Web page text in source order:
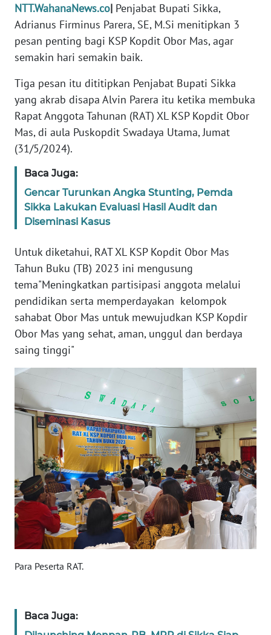
NTT.WahanaNews.co| Penjabat Bupati Sikka,
Adrianus Firminus Parera, SE, M.Si menitipkan 3
pesan penting bagi KSP Kopdit Obor Mas, agar
semakin hari semakin baik.
Tiga pesan itu dititipkan Penjabat Bupati Sikka
yang akrab disapa Alvin Parera itu ketika membuka
Rapat Anggota Tahunan (RAT) XL KSP Kopdit Obor
Mas, di aula Puskopdit Swadaya Utama, Jumat
(31/5/2024).
Baca Juga:
Gencar Turunkan Angka Stunting, Pemda
Sikka Lakukan Evaluasi Hasil Audit dan
Diseminasi Kasus
Untuk diketahui, RAT XL KSP Kopdit Obor Mas
Tahun Buku (TB) 2023 ini mengusung
tema"Meningkatkan partisipasi anggota melalui
pendidikan serta memperdayakan kelompok
sahabat Obor Mas untuk mewujudkan KSP Kopdir
Obor Mas yang sehat, aman, unggul dan berdaya
saing tinggi"
Para Peserta RAT.
Baca Juga:
MEDIA
SIBER
REDAKSI
KARIR
DISCLAIMER
Wahana
Regional
WN
SUMUT
WN
WN
JABAR
WN
BANTEN
NTT
WN
KEPRI
WN
PAPUA
WN
PAPUA
BARAT
WN
WN
SERAMBI